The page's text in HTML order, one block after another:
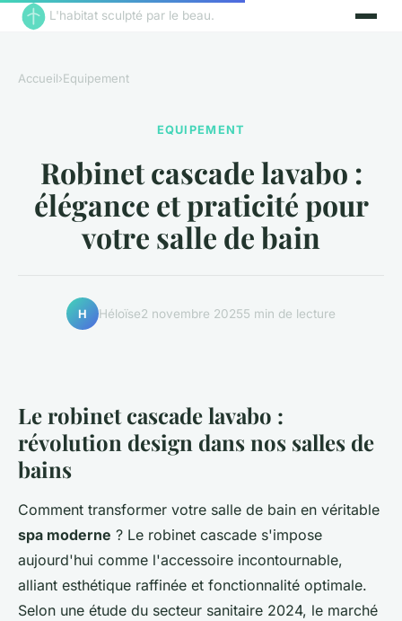
L'habitat sculpté par le beau.
Accueil›Equipement
EQUIPEMENT
Robinet cascade lavabo :
élégance et praticité pour
votre salle de bain
H Héloïse2 novembre 20255 min de lecture
Le robinet cascade lavabo :
révolution design dans nos salles de
bains
Comment transformer votre salle de bain en véritable
spa moderne ? Le robinet cascade s'impose
aujourd'hui comme l'accessoire incontournable,
alliant esthétique raffinée et fonctionnalité optimale.
Selon une étude du secteur sanitaire 2024, le marché